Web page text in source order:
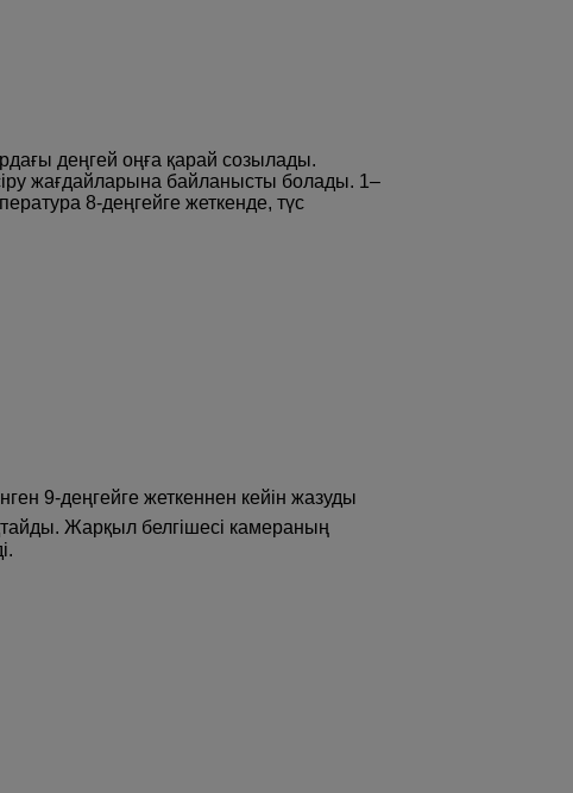
деңгей оңға қарай созылады.
жағдайларына байланысты болады. 1–
8-деңгейге жеткенде, түс
9-деңгейге жеткеннен кейін жазуды
Жарқыл белгішесі камераның